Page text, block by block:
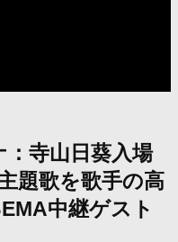
：寺山日葵入場
題歌を歌手の高
中継ゲスト